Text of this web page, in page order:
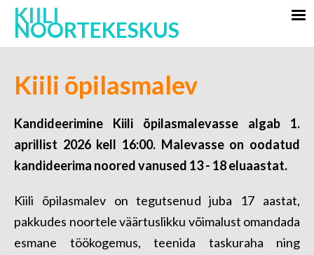
KIILI
NOORTEKESKUS
Kiili õpilasmalev
Kandideerimine Kiili õpilasmalevasse algab 1.
aprillist 2026 kell 16:00. Malevasse on oodatud
kandideerima noored vanused 13 - 18 eluaastat.
Kiili õpilasmalev on tegutsenud juba 17 aastat,
pakkudes noortele väärtuslikku võimalust omandada
esmane töökogemus, teenida taskuraha ning